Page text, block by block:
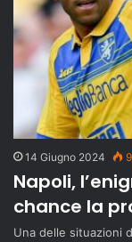
14 Giugno 2024
Napoli,
chance la
Una delle situazioni